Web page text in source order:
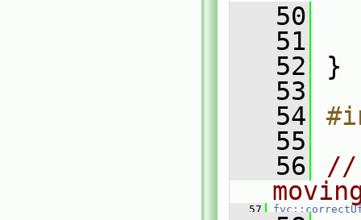
   50
   51
   52
}
   53
   54
   55
   56
//
   57